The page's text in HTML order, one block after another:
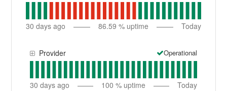
30 days ago 86.59 % uptime Today
Provider Operational
30 days ago 100 % uptime Today